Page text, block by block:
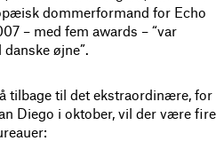
dommerformand for Echo
– med fem awards – “var
øjne”.
tilbage til det ekstraordinære, for
Diego i oktober, vil der være fire